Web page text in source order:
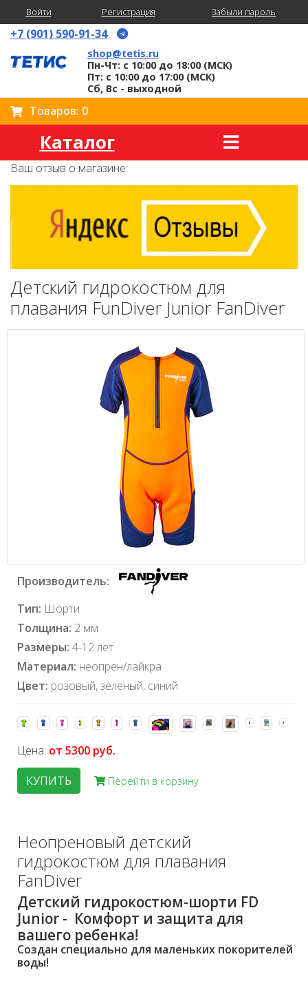
Войти Регистрация Забыли пароль
+7 (901) 590-91-34
shop@tetis.ru
Пн-Чт: с 10:00 до 18:00 (МСК)
Пт: с 10:00 до 17:00 (МСК)
Сб, Вс - выходной
Товаров: 0
Каталог
Ваш отзыв о магазине:
Детский гидрокостюм для
плавания FunDiver Junior FanDiver
Производитель:
Тип: Шорти
Толщина: 2 мм
Размеры: 4-12 лет
Материал: неопрен/лайкра
Цвет: розовый, зеленый, синий
Цена: от 5300 руб.
КУПИТЬ
Перейти в корзину
Неопреновый детский
гидрокостюм для плавания
FanDiver
Детский гидрокостюм-шорти FD
Junior - Комфорт и защита для
вашего ребенка!
Создан специально для маленьких покорителей
воды!